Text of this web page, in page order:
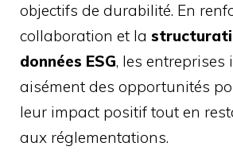
objectifs de durabilité. En
collaboration et la
données ESG, les
aisément des opportunités
leur impact positif tout en
aux réglementations.